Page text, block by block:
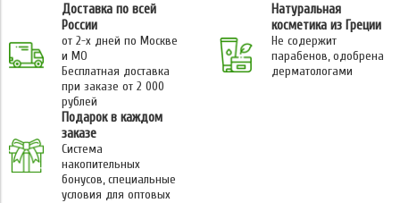
Доставка по всей
России
от 2-х дней по Москве
и МО
Бесплатная доставка
при заказе от 2 000
рублей
Натуральная
косметика из Греции
Не содержит
парабенов, одобрена
дерматологами
Подарок в каждом
заказе
Система
накопительных
бонусов, специальные
условия для оптовых